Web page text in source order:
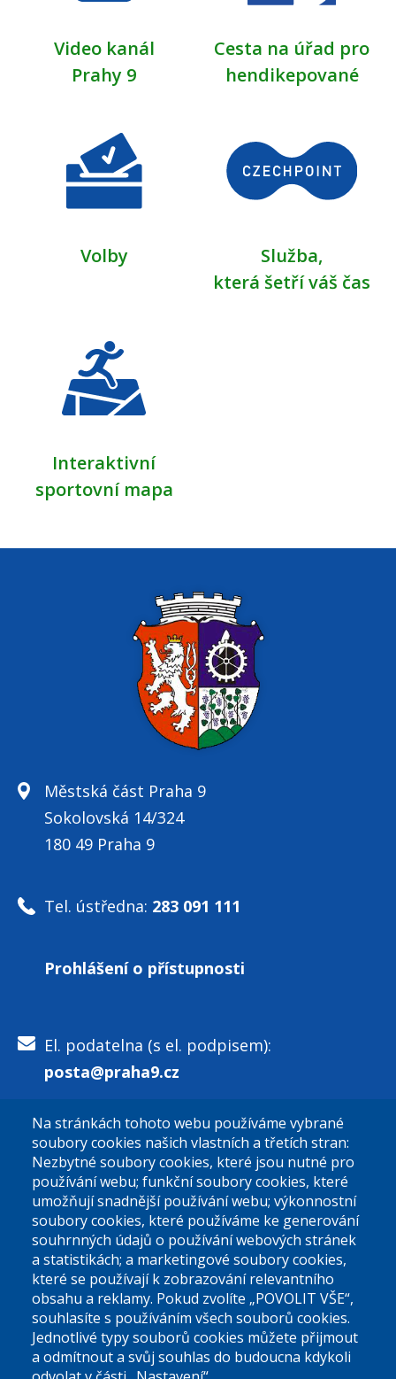
Video kanál
Prahy 9
Cesta na úřad pro
hendikepované
Volby
Služba,
která šetří váš čas
Interaktivní
sportovní mapa
Městská část Praha 9
Sokolovská 14/324
180 49 Praha 9
Tel. ústředna: 283 091 111
Prohlášení o přístupnosti
El. podatelna (s el. podpisem):
posta@praha9.cz
El. podatelna (bez el. podpisu):
podatelna@praha9.cz
Úřední dny:
Po a St: 08.00-12.00; 13.00-18.00
Úřední hodiny
Na stránkách tohoto webu používáme vybrané
soubory cookies našich vlastních a třetích stran:
Nezbytné soubory cookies, které jsou nutné pro
používání webu; funkční soubory cookies, které
umožňují snadnější používání webu; výkonnostní
soubory cookies, které používáme ke generování
souhrnných údajů o používání webových stránek
a statistikách; a marketingové soubory cookies,
které se používají k zobrazování relevantního
obsahu a reklamy. Pokud zvolíte „POVOLIT VŠE“,
souhlasíte s používáním všech souborů cookies.
Jednotlivé typy souborů cookies můžete přijmout
a odmítnout a svůj souhlas do budoucna kdykoli